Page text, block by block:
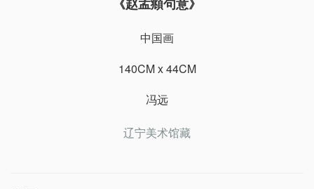
《赵孟頫句意》
中国画
140CM x 44CM
冯远
辽宁美术馆藏